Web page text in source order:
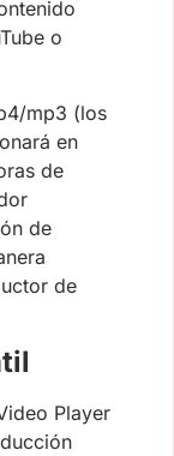
o
mp3 (los
en
de
de
de
Player